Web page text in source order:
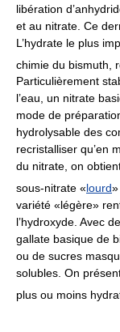
libération
et au nitrate. Ce
L’hydrate le plus
chimie du bismuth,
Particulièrement
l’eau, un nitrate
mode de
hydrolysable des
recristalliser qu’en
du nitrate, on
sous-nitrate «lourd
variété «légère»
l’hydroxyde. Avec
gallate basique de
ou de sucres
solubles. On
plus ou moins